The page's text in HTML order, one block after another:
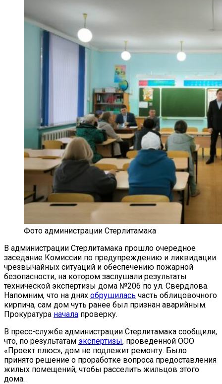
Фото администрации Стерлитамака
В администрации Стерлитамака прошло очередное
заседание Комиссии по предупреждению и ликвидации
чрезвычайных ситуаций и обеспечению пожарной
безопасности, на котором заслушали результаты
технической экспертизы дома №206 по ул. Свердлова.
Напомним, что на днях обрушилась часть облицовочного
кирпича, сам дом чуть ранее был признан аварийным.
Прокуратура начала проверку.
В пресс-службе администрации Стерлитамака сообщили,
что, по результатам экспертизы, проведенной ООО
«Проект плюс», дом не подлежит ремонту. Было
принято решение о проработке вопроса предоставления
жилых помещений, чтобы расселить жильцов этого
дома.